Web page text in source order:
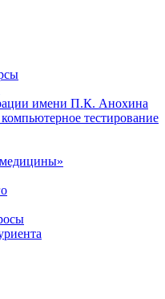
имени П.К. Анохина
тестирование